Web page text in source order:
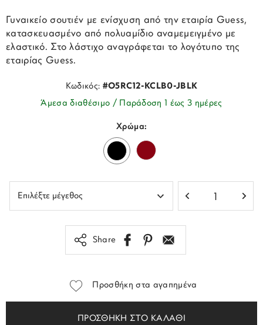
Γυναικείο σουτιέν με ενίσχυση από την εταιρία Guess,
κατασκευασμένο από πολυαμίδιο αναμεμειγμένο με
ελαστικό. Στο λάστιχο αναγράφεται το λογότυπο της
εταιρίας Guess.
Κωδικός: #O5RC12-KCLB0-JBLK
Άμεσα διαθέσιμο / Παράδοση 1 έως 3 ημέρες
Χρώμα:
Share
Προσθήκη στα αγαπημένα
ΠΡΟΣΘΗΚΗ ΣΤΟ ΚΑΛΑΘΙ